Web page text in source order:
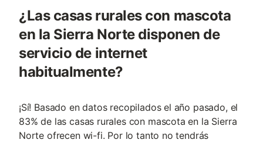
¿Las casas rurales con mascota
en la Sierra Norte disponen de
servicio de internet
habitualmente?
¡Sí! Basado en datos recopilados el año pasado, el
83% de las casas rurales con mascota en la Sierra
Norte ofrecen wi-fi. Por lo tanto no tendrás